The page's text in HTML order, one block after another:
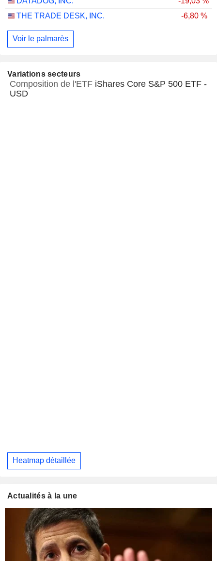
THE TRADE DESK, INC.
-6,80 %
Voir le palmarès
Variations secteurs
Composition de l'ETF iShares Core S&P 500 ETF -
USD
Heatmap détaillée
Actualités à la une